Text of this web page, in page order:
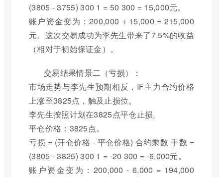
(3805 - 3755) 300 1 = 50 300 = 15,000元。
账户资金变为：200,000 + 15,000 = 215,000
元。这次交易成功为李先生带来了7.5%的收益
（相对于初始保证金）。
交易结果情景二（亏损）：
市场走势与李先生预期相反，IF主力合约价格
上涨至3825点，触及止损位。
李先生按照计划在3825点平仓止损。
平仓价格：3825点。
亏损 = (开仓价格 - 平仓价格) 合约乘数 手数 =
(3805 - 3825) 300 1 = -20 300 = -6,000元。
账户资金变为：200,000 - 6,000 = 194,000